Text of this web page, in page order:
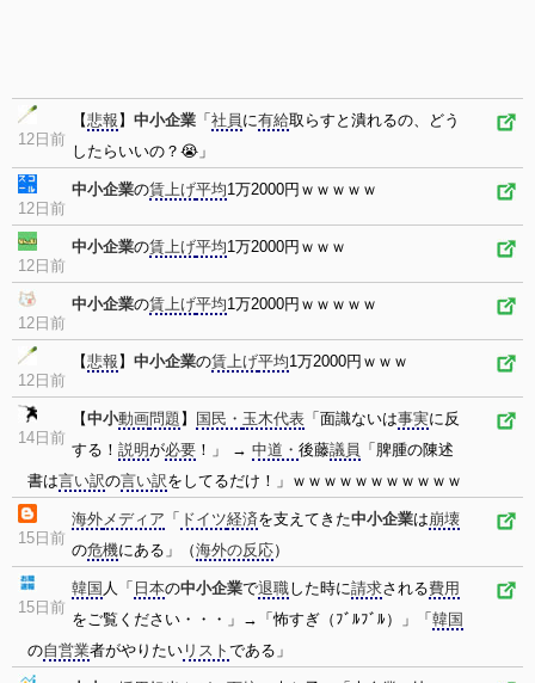
12日前
【悲報 】 中小企業 「 社員 に有給取らすと潰れるの、どう
したらいいの？😭」
12日前
中小企業の賃上げ平均1万2000円ｗｗｗｗｗ
12日前
中小企業の賃上げ平均1万2000円ｗｗｗ
12日前
中小企業の賃上げ平均1万2000円ｗｗｗｗｗ
12日前
【悲報 】 中小企業の賃上げ平均1万2000円ｗｗｗ
14日前
【中小動画問題 】 国民・ 玉木代表 「面識ないは事実に反
する！ 説明が必要 ！」 → 中道・ 後藤議員 「脾腫の陳述
書は言い訳の言い訳をしてるだけ！」ｗｗｗｗｗｗｗｗｗｗｗ
15日前
海外メディア 「 ドイツ経済を支えてきた中小企業は崩壊
の危機にある」（海外の反応）
15日前
韓国 人「 日本の中小企業で退職した時に請求される費用
をご覧ください・・・」→「怖すぎ（ﾌﾞﾙﾌﾞﾙ）」「 韓国
の自営業者がやりたい リスト である」